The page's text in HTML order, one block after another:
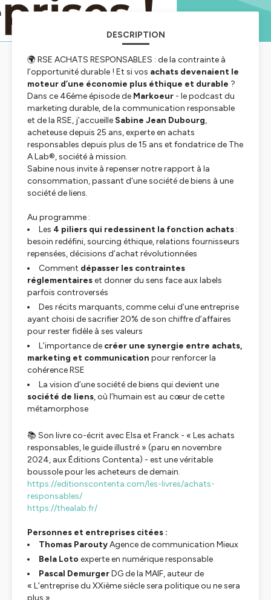
DESCRIPTION
🌍 RSE ACHATS RESPONSABLES : de la contrainte à
l’opportunité durable ! Et si vos achats devenaient le
moteur d’une économie plus éthique et durable ?
Dans ce 46ème épisode de Markoeur - le podcast du
marketing durable, de la communication responsable
et de la RSE, j’accueille Sabine Jean Dubourg,
acheteuse depuis 25 ans, experte en achats
responsables depuis plus de 15 ans et fondatrice de The
A Lab®, société à mission.
Sabine nous invite à repenser notre rapport à la
consommation, passant d'une société de biens à une
société de liens.
Au programme :
Les 4 piliers qui redessinent la fonction achats :
besoin redéfini, sourcing éthique, relations fournisseurs
repensées, décisions d’achat révolutionnées
Comment dépasser les contraintes
réglementaireset donner du sens face aux labels
parfois controversés
Des récits marquants, comme celui d’une entreprise
ayant choisi de sacrifier 20% de son chiffre d’affaires
pour rester fidèle à ses valeurs
L’importance de créer une synergie entre achats,
marketing et communication pour renforcer la
cohérence RSE
La vision d’une société de biens qui devient une
société de liens, où l’humain est au cœur de cette
métamorphose
📚 Son livre co-écrit avec Elsa et Franck - « Les achats
responsables, le guide illustré » (paru en novembre
2024, aux Éditions Contenta) - est une véritable
boussole pour les acheteurs de demain.
https://editionscontenta.com/les-livres/achats-
responsables/
https://thealab.fr/
Personnes et entreprises citées :
Thomas ParoutyAgence de communication Mieux
Bela Loto experte en numérique responsable
Pascal DemurgerDG de la MAIF, auteur de
« L’entreprise du XXième siècle sera politique ou ne sera
plus »